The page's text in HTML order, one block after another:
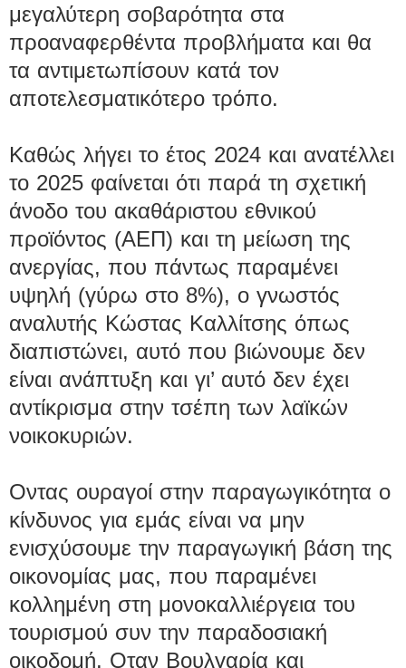
μεγαλύτερη σοβαρότητα στα
προαναφερθέντα προβλήματα και θα
τα αντιμετωπίσουν κατά τον
αποτελεσματικότερο τρόπο.
Καθώς λήγει το έτος 2024 και ανατέλλει
το 2025 φαίνεται ότι παρά τη σχετική
άνοδο του ακαθάριστου εθνικού
προϊόντος (ΑΕΠ) και τη μείωση της
ανεργίας, που πάντως παραμένει
υψηλή (γύρω στο 8%), ο γνωστός
αναλυτής Κώστας Καλλίτσης όπως
διαπιστώνει, αυτό που βιώνουμε δεν
είναι ανάπτυξη και γι’ αυτό δεν έχει
αντίκρισμα στην τσέπη των λαϊκών
νοικοκυριών.
Οντας ουραγοί στην παραγωγικότητα ο
κίνδυνος για εμάς είναι να μην
ενισχύσουμε την παραγωγική βάση της
οικονομίας μας, που παραμένει
κολλημένη στη μονοκαλλιέργεια του
τουρισμού συν την παραδοσιακή
οικοδομή. Οταν Βουλγαρία και